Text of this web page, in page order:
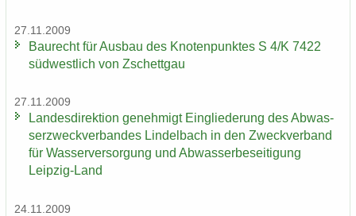
27.11.2009
Bau­recht für Aus­bau des Kno­ten­punk­tes S 4/K 7422
süd­west­lich von Zschett­gau
27.11.2009
Lan­des­di­rek­ti­on ge­neh­migt Ein­glie­de­rung des Ab­was­
ser­zweck­ver­ban­des Lindel­bach in den Zweck­ver­band
für Was­ser­ver­sor­gung und Ab­was­ser­be­sei­ti­gung
Leipzig-​Land
24.11.2009